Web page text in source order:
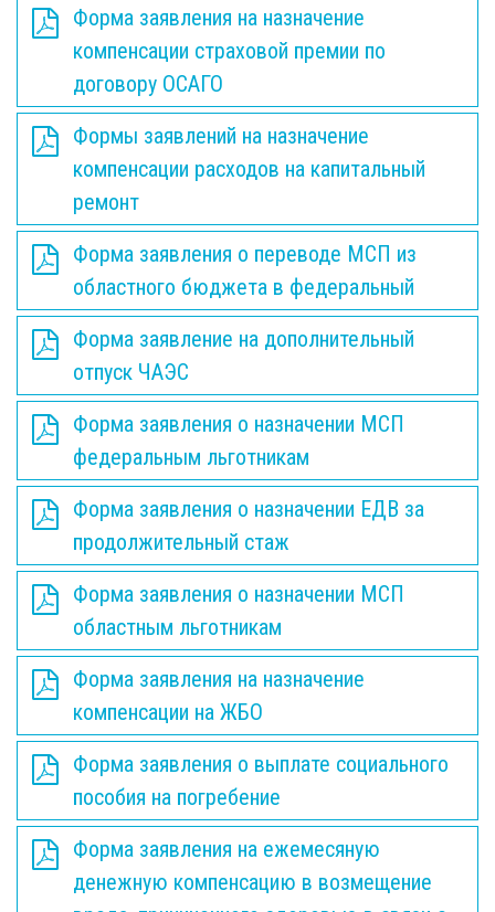
Форма заявления на назначение
компенсации страховой премии по
договору ОСАГО
Формы заявлений на назначение
компенсации расходов на капитальный
ремонт
Форма заявления о переводе МСП из
областного бюджета в федеральный
Форма заявление на дополнительный
отпуск ЧАЭС
Форма заявления о назначении МСП
федеральным льготникам
Форма заявления о назначении ЕДВ за
продолжительный стаж
Форма заявления о назначении МСП
областным льготникам
Форма заявления на назначение
компенсации на ЖБО
Форма заявления о выплате социального
пособия на погребение
Форма заявления на ежемесяную
денежную компенсацию в возмещение